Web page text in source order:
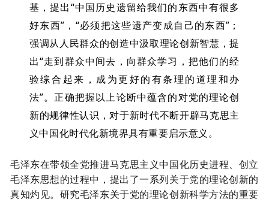
基，提出“中国历史遗留给我们的东西中有很多
好东西”，“必须把这些遗产变成自己的东西”；
强调从人民群众的创造中汲取理论创新智慧，提
出“走到群众中间去，向群众学习，把他们的经
验综合起来，成为更好的有条理的道理和办
法”。正确把握以上论断中蕴含的对党的理论创
新的规律性认识，对于新时代不断开辟马克思主
义中国化时代化新境界具有重要启示意义。
毛泽东在带领全党推进马克思主义中国化历史进程、创立
毛泽东思想的过程中，提出了一系列关于党的理论创新的
真知灼见。研究毛泽东关于党的理论创新科学方法的重要